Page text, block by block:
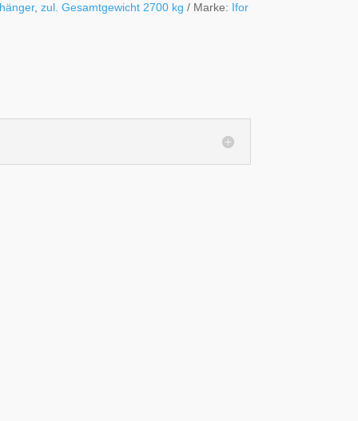
,zul. Gesamtgewicht 2700 kg Marke: Ifor